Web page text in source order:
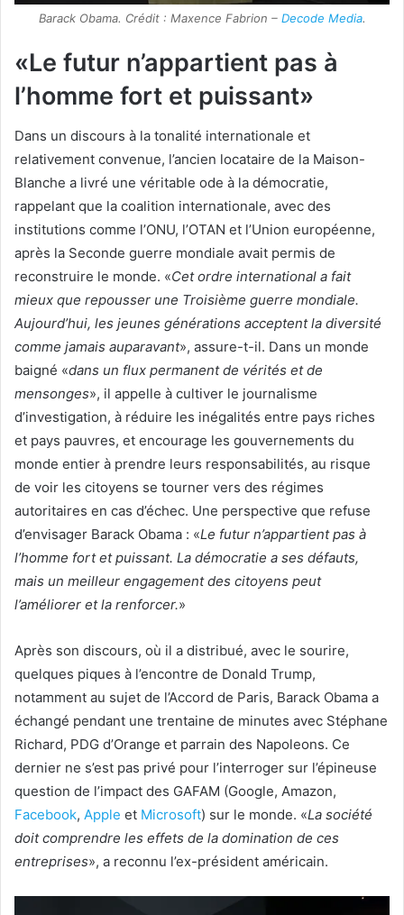
Barack Obama. Crédit : Maxence Fabrion – Decode Media.
«Le futur n’appartient pas à
l’homme fort et puissant»
Dans un discours à la tonalité internationale et
relativement convenue, l’ancien locataire de la Maison-
Blanche a livré une véritable ode à la démocratie,
rappelant que la coalition internationale, avec des
institutions comme l’ONU, l’OTAN et l’Union européenne,
après la Seconde guerre mondiale avait permis de
reconstruire le monde. «Cet ordre international a fait
mieux que repousser une Troisième guerre mondiale.
Aujourd’hui, les jeunes générations acceptent la diversité
comme jamais auparavant», assure-t-il. Dans un monde
baigné «dans un flux permanent de vérités et de
mensonges», il appelle à cultiver le journalisme
d’investigation, à réduire les inégalités entre pays riches
et pays pauvres, et encourage les gouvernements du
monde entier à prendre leurs responsabilités, au risque
de voir les citoyens se tourner vers des régimes
autoritaires en cas d’échec. Une perspective que refuse
d’envisager Barack Obama : «Le futur n’appartient pas à
l’homme fort et puissant. La démocratie a ses défauts,
mais un meilleur engagement des citoyens peut
l’améliorer et la renforcer.»
Après son discours, où il a distribué, avec le sourire,
quelques piques à l’encontre de Donald Trump,
notamment au sujet de l’Accord de Paris, Barack Obama a
échangé pendant une trentaine de minutes avec Stéphane
Richard, PDG d’Orange et parrain des Napoleons. Ce
dernier ne s’est pas privé pour l’interroger sur l’épineuse
question de l’impact des GAFAM (Google, Amazon,
Facebook, Apple et Microsoft) sur le monde. «La société
doit comprendre les effets de la domination de ces
entreprises», a reconnu l’ex-président américain.